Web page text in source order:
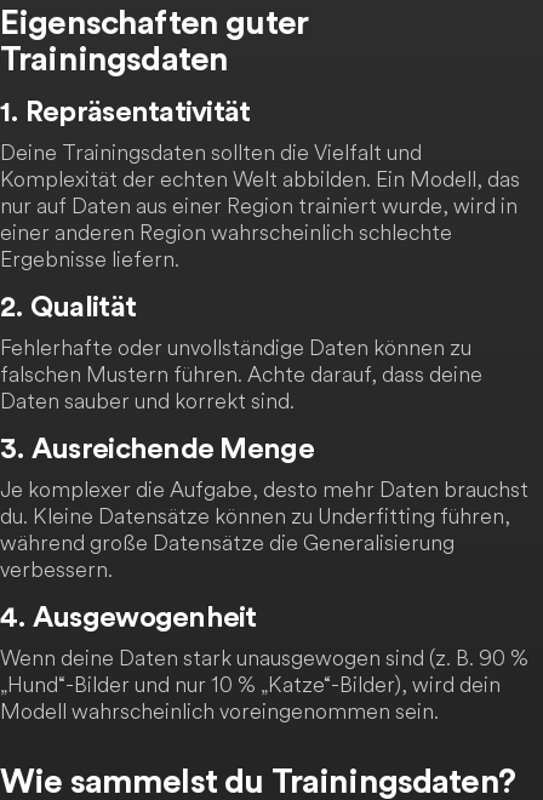
Eigenschaften guter
Trainingsdaten
1. Repräsentativität
Deine Trainingsdaten sollten die Vielfalt und
Komplexität der echten Welt abbilden. Ein Modell, das
nur auf Daten aus einer Region trainiert wurde, wird in
einer anderen Region wahrscheinlich schlechte
Ergebnisse liefern.
2. Qualität
Fehlerhafte oder unvollständige Daten können zu
falschen Mustern führen. Achte darauf, dass deine
Daten sauber und korrekt sind.
3. Ausreichende Menge
Je komplexer die Aufgabe, desto mehr Daten brauchst
du. Kleine Datensätze können zu Underfitting führen,
während große Datensätze die Generalisierung
verbessern.
4. Ausgewogenheit
Wenn deine Daten stark unausgewogen sind (z. B. 90 %
„Hund“-Bilder und nur 10 % „Katze“-Bilder), wird dein
Modell wahrscheinlich voreingenommen sein.
Wie sammelst du Trainingsdaten?